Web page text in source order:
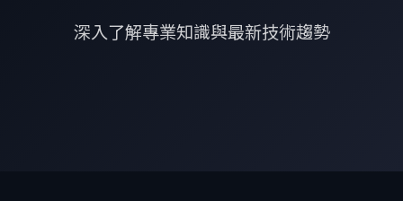
深入了解專業知識與最新技術趨勢